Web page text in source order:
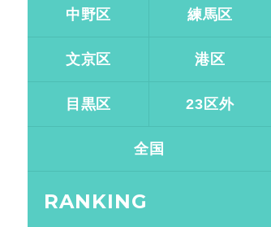
中野区 練馬区
文京区 港区
目黒区 23区外
全国
RANKING